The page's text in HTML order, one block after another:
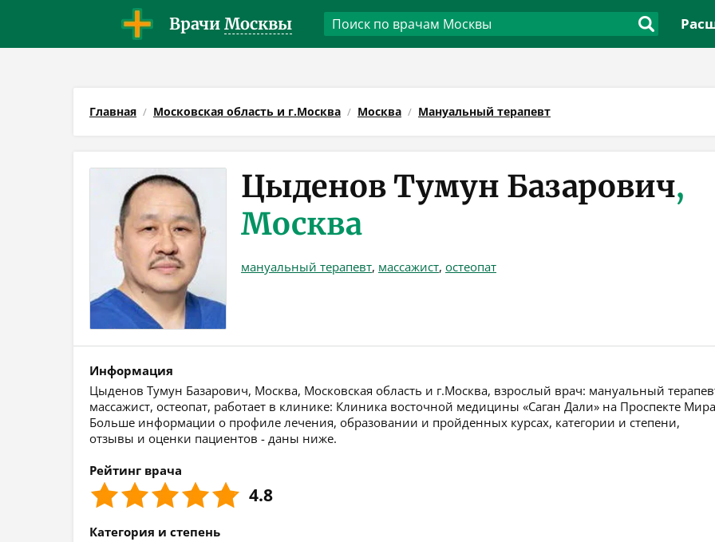
Врачи Москвы
Главная Московская область и г.Москва Москва Мануальный терапевт
Цыденов Тумун Базарович,
Москва
мануальный терапевт, массажист, остеопат
Информация
Цыденов Тумун Базарович, Москва, Московская область и г.Москва, взрослый врач: мануальный
массажист, остеопат, работает в клинике: Клиника восточной медицины «Саган Дали» на Проспекте
Больше информации о профиле лечения, образовании и пройденных курсах, категории и степени,
отзывы и оценки пациентов - даны ниже.
Рейтинг врача
4.8
Категория и степень